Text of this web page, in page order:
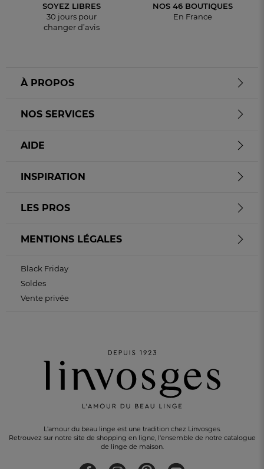
SOYEZ LIBRES
30 jours pour
changer d’avis
NOS 46 BOUTIQUES
En France
L'amour du beau linge est une tradition chez Linvosges.
Retrouvez sur notre site de shopping en ligne, l'ensemble de notre catalogue
de linge de maison.
À PROPOS
NOS SERVICES
AIDE
INSPIRATION
LES PROS
MENTIONS LÉGALES
Black Friday
Soldes
Vente privée